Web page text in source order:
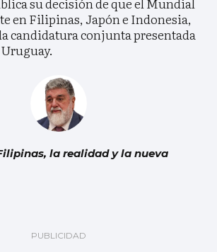
en Filipinas, Japón e Indonesia,
candidatura conjunta presentada
la realidad y la nueva